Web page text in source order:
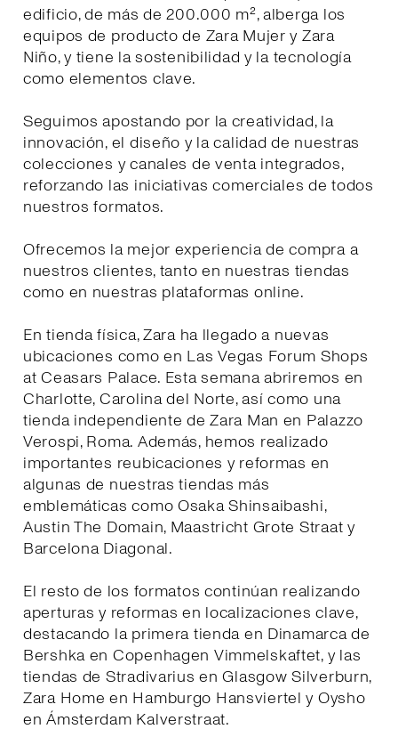
edificio, de más de 200.000 m², alberga los
equipos de producto de Zara Mujer y Zara
Niño, y tiene la sostenibilidad y la tecnología
como elementos clave.
Seguimos apostando por la creatividad, la
innovación, el diseño y la calidad de nuestras
colecciones y canales de venta integrados,
reforzando las iniciativas comerciales de todos
nuestros formatos.
Ofrecemos la mejor experiencia de compra a
nuestros clientes, tanto en nuestras tiendas
como en nuestras plataformas online.
En tienda física, Zara ha llegado a nuevas
ubicaciones como en Las Vegas Forum Shops
at Ceasars Palace. Esta semana abriremos en
Charlotte, Carolina del Norte, así como una
tienda independiente de Zara Man en Palazzo
Verospi, Roma. Además, hemos realizado
importantes reubicaciones y reformas en
algunas de nuestras tiendas más
emblemáticas como Osaka Shinsaibashi,
Austin The Domain, Maastricht Grote Straat y
Barcelona Diagonal.
El resto de los formatos continúan realizando
aperturas y reformas en localizaciones clave,
destacando la primera tienda en Dinamarca de
Bershka en Copenhagen Vimmelskaftet, y las
tiendas de Stradivarius en Glasgow Silverburn,
Zara Home en Hamburgo Hansviertel y Oysho
en Ámsterdam Kalverstraat.